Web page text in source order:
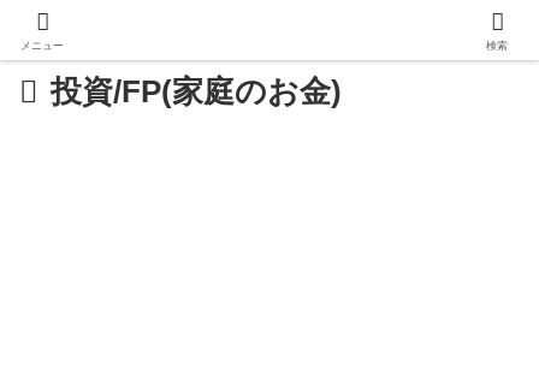
投資/FP(家庭のお金)
メニュー 検索